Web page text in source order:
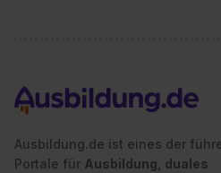
Ausbildung.de ist eines der
Portale für Ausbildung, duales